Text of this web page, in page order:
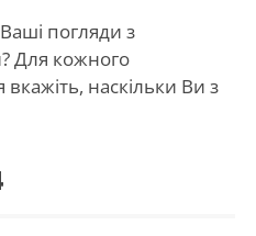
погляди з
Для кожного
наскільки Ви з